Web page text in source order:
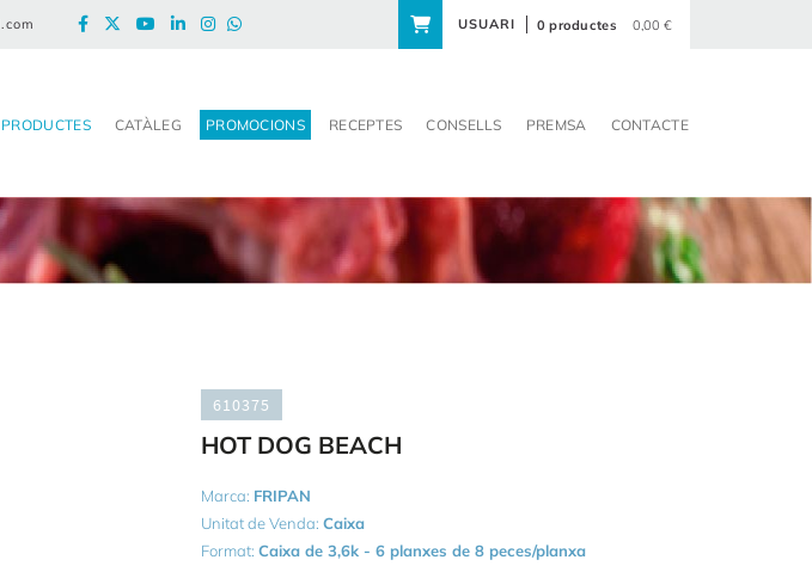
USUARI 0 productes 0,00 €
PRODUCTES CATÀLEG PROMOCIONS RECEPTES CONSELLS PREMSA CONTACTE
610375
HOT DOG BEACH
Marca: FRIPAN
Unitat de Venda:Caixa
Format:Caixa de 3,6k - 6 planxes de 8 peces/planxa